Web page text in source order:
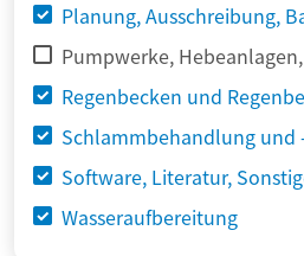
Planung, Ausschreibung,
Pumpwerke,
Regenbecken und
Schlammbehandlung und
Software, Literatur,
Wasseraufbereitung